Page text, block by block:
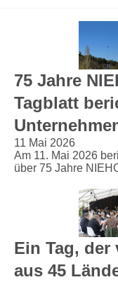
75 Jahre
Tagblatt
11 Mai 2026
Am 11. Mai 2026
über 75 Jahre
Ein Tag, der
aus 45